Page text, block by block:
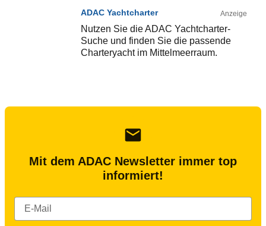
ADAC Yachtcharter Anzeige
Nutzen Sie die ADAC Yachtcharter-
Suche und finden Sie die passende
Charteryacht im Mittelmeerraum.
Mit dem ADAC Newsletter immer top
informiert!